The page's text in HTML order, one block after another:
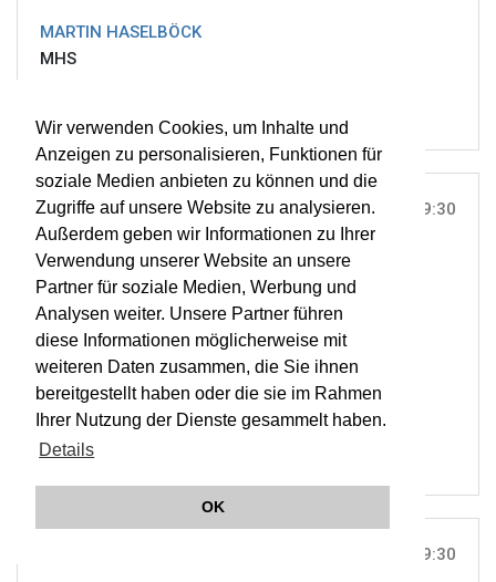
Wir verwenden Cookies, um Inhalte und
Anzeigen zu personalisieren, Funktionen für
soziale Medien anbieten zu können und die
Zugriffe auf unsere Website zu analysieren.
Außerdem geben wir Informationen zu Ihrer
Verwendung unserer Website an unsere
Partner für soziale Medien, Werbung und
Analysen weiter. Unsere Partner führen
diese Informationen möglicherweise mit
weiteren Daten zusammen, die Sie ihnen
bereitgestellt haben oder die sie im Rahmen
Ihrer Nutzung der Dienste gesammelt haben.
Details
OK
MARTIN HASELBÖCK
MHS
DI, 06. DEZ 2011 19:30
MUSIKVEREIN, WIEN |WIEN
Bach: Hohe Messe (Musikvereins-Abo)
ORCHESTER WIENER AKADEMIE
MARTIN HASELBÖCK
OWA
19:30